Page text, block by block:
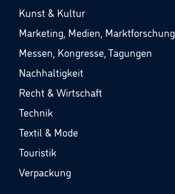
Kunst & Kultur
Marketing, Medien, Marktforschung
Messen, Kongresse, Tagungen
Nachhaltigkeit
Recht & Wirtschaft
Technik
Textil & Mode
Touristik
Verpackung